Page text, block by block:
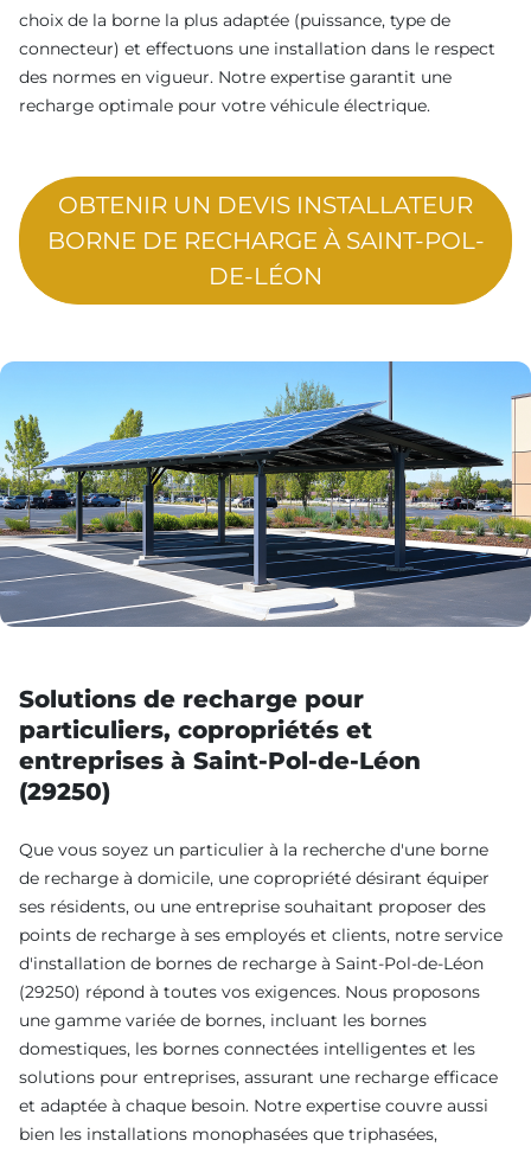
choix de la borne la plus adaptée (puissance, type de
connecteur) et effectuons une installation dans le respect
des normes en vigueur. Notre expertise garantit une
recharge optimale pour votre véhicule électrique.
OBTENIR UN DEVIS INSTALLATEUR
BORNE DE RECHARGE À SAINT-POL-
DE-LÉON
Solutions de recharge pour
particuliers, copropriétés et
entreprises à Saint-Pol-de-Léon
(29250)
Que vous soyez un particulier à la recherche d'une borne
de recharge à domicile, une copropriété désirant équiper
ses résidents, ou une entreprise souhaitant proposer des
points de recharge à ses employés et clients, notre service
d'installation de bornes de recharge à Saint-Pol-de-Léon
(29250) répond à toutes vos exigences. Nous proposons
une gamme variée de bornes, incluant les bornes
domestiques, les bornes connectées intelligentes et les
solutions pour entreprises, assurant une recharge efficace
et adaptée à chaque besoin. Notre expertise couvre aussi
bien les installations monophasées que triphasées,